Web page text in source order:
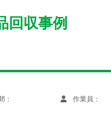
回収事例
： 作業員：